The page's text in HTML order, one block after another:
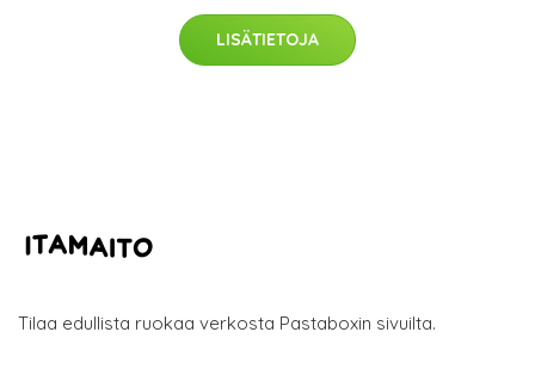
LISÄTIETOJA
Tilaa edullista ruokaa verkosta Pastaboxin sivuilta.